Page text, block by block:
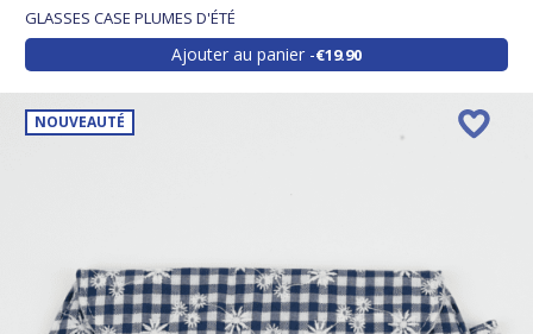
GLASSES CASE PLUMES D'ÉTÉ
Ajouter au panier €19.90
NOUVEAUTÉ